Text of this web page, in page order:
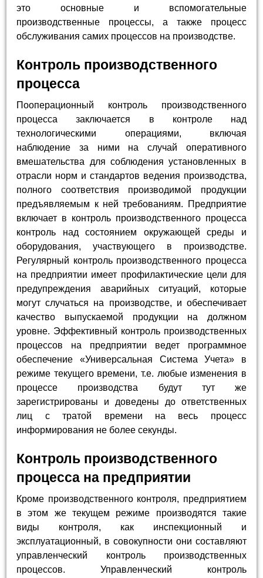
это основные и вспомогательные
производственные процессы, а также процесс
обслуживания самих процессов на производстве.
Контроль производственного
процесса
Пооперационный контроль производственного
процесса заключается в контроле над
технологическими операциями, включая
наблюдение за ними на случай оперативного
вмешательства для соблюдения установленных в
отрасли норм и стандартов ведения производства,
полного соответствия производимой продукции
предъявляемым к ней требованиям. Предприятие
включает в контроль производственного процесса
контроль над состоянием окружающей среды и
оборудования, участвующего в производстве.
Регулярный контроль производственного процесса
на предприятии имеет профилактические цели для
предупреждения аварийных ситуаций, которые
могут случаться на производстве, и обеспечивает
качество выпускаемой продукции на должном
уровне. Эффективный контроль производственных
процессов на предприятии ведет программное
обеспечение «Универсальная Система Учета» в
режиме текущего времени, т.е. любые изменения в
процессе производства будут тут же
зарегистрированы и доведены до ответственных
лиц с тратой времени на весь процесс
информирования не более секунды.
Контроль производственного
процесса на предприятии
Кроме производственного контроля, предприятием
в этом же текущем режиме производятся такие
виды контроля, как инспекционный и
эксплуатационный, в совокупности они составляют
управленческий контроль производственных
процессов. Управленческий контроль